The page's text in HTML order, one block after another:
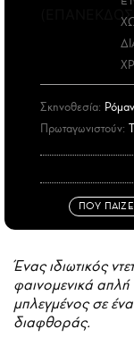
Σκηνοθεσία:
Πρωταγωνιστούν:
ΠΟΥ
Ένας ιδιωτικός
φαινομενικά απλή
μπλεγμένος σε
διαφθοράς.